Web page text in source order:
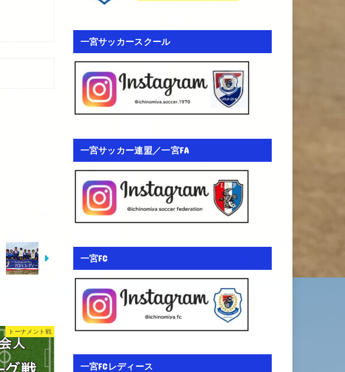
トーナメント戦
一宮サッカースクール
一宮サッカー連盟／一宮FA
一宮FC
一宮FCレディース